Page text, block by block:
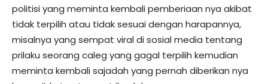
politisi yang meminta kembali pemberiaan nya akibat
tidak terpilih atau tidak sesuai dengan harapannya,
misalnya yang sempat viral di sosial media tentang
prilaku seorang caleg yang gagal terpilih kemudian
meminta kembali sajadah yang pernah diberikan nya